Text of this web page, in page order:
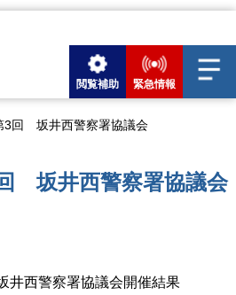
閲覧補助 緊急情報
回 坂井西警察署協議会
坂井西警察署協議会
井西警察署協議会開催結果